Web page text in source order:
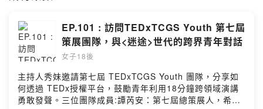
也歡迎追蹤 🎙中女好卉講🎙
網站https://www.tcgstalks.com/
臉書 https://www.facebook.com/TCGStalks/
IG:https://www.instagram.com/tcgs.talks/
Powered by Firstory Hosting
EP.101 : 訪問TEDxTCGS Youth 第七屆
策展團隊，與<迷途>世代的跨界青年對話
女子18後
主持人秀妹邀請第七屆 TEDxTCGS Youth 團隊，分享如
何透過 TEDx授權平台，鼓勵青年利用18分鐘跨領域演講
勇敢發聲。三位團隊成員:譚芮安：第七屆總策展人，希望